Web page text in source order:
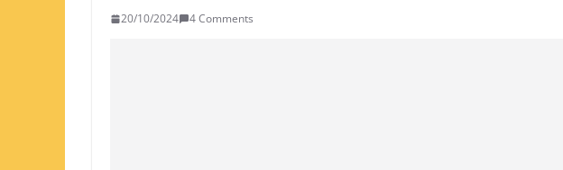
20/10/2024 4 Comments